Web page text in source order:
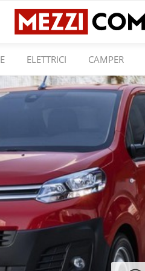
ELETTRICI CAMPER